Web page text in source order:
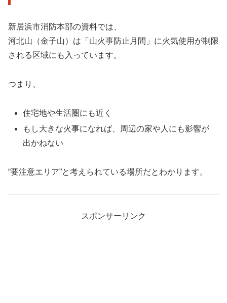
新居浜市消防本部の資料では、
河北山（金子山）は「山火事防止月間」に火気使用が制限
される区域にも入っています。
つまり、
住宅地や生活圏にも近く
もし大きな火事になれば、周辺の家や人にも影響が
出かねない
“要注意エリア”と考えられている場所だとわかります。
スポンサーリンク